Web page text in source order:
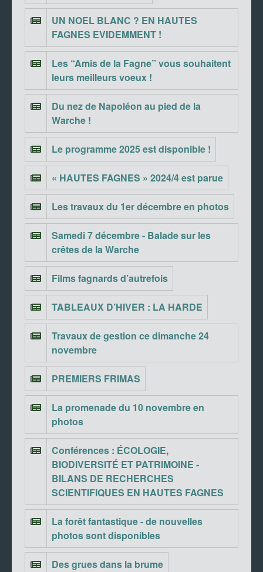
UN NOEL BLANC ? EN HAUTES
FAGNES EVIDEMMENT !
Les “Amis de la Fagne” vous souhaitent
leurs meilleurs voeux !
Du nez de Napoléon au pied de la
Warche !
Le programme 2025 est disponible !
« HAUTES FAGNES » 2024/4 est parue
Les travaux du 1er décembre en photos
Samedi 7 décembre - Balade sur les
crêtes de la Warche
Films fagnards d’autrefois
TABLEAUX D’HIVER : LA HARDE
Travaux de gestion ce dimanche 24
novembre
PREMIERS FRIMAS
La promenade du 10 novembre en
photos
Conférences : ÉCOLOGIE,
BIODIVERSITÉ ET PATRIMOINE -
BILANS DE RECHERCHES
SCIENTIFIQUES EN HAUTES FAGNES
La forêt fantastique - de nouvelles
photos sont disponibles
Des grues dans la brume